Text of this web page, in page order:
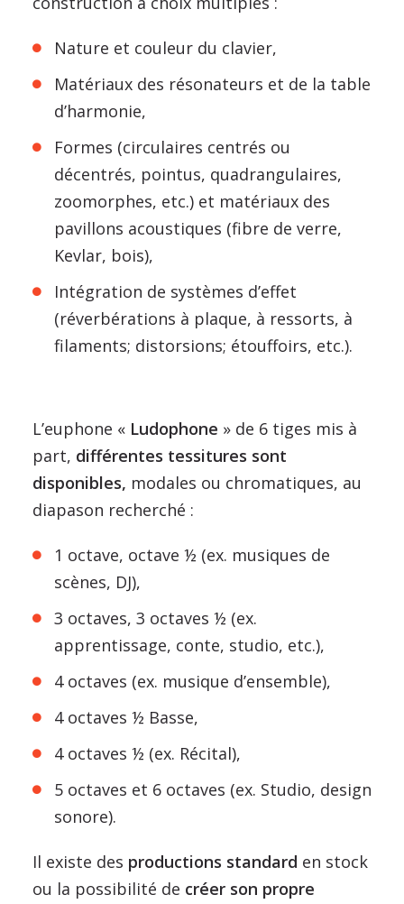
Nature et couleur du clavier,
Matériaux des résonateurs et de la table
d’harmonie,
Formes (circulaires centrés ou
décentrés, pointus, quadrangulaires,
zoomorphes, etc.) et matériaux des
pavillons acoustiques (fibre de verre,
Kevlar, bois),
Intégration de systèmes d’effet
(réverbérations à plaque, à ressorts, à
filaments; distorsions; étouffoirs, etc.).
L’euphone « Ludophone » de 6 tiges mis à
part, différentes tessitures sont
disponibles, modales ou chromatiques, au
diapason recherché :
1 octave, octave ½ (ex. musiques de
scènes, DJ),
3 octaves, 3 octaves ½ (ex.
apprentissage, conte, studio, etc.),
4 octaves (ex. musique d’ensemble),
4 octaves ½ Basse,
4 octaves ½ (ex. Récital),
5 octaves et 6 octaves (ex. Studio, design
sonore).
Il existe des productions standard en stock
ou la possibilité de créer son propre